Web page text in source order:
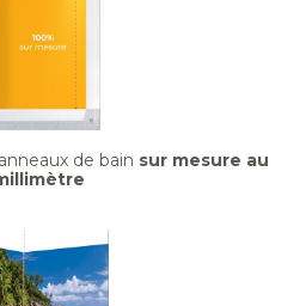
de bain sur mesure au